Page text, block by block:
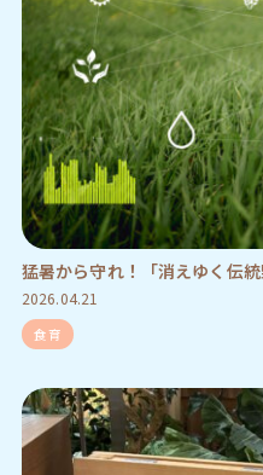
猛暑から守れ！「消えゆく伝
2026.04.21
食育